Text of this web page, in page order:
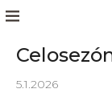
na
Kola
Menu
5.1.2026
K
o
C